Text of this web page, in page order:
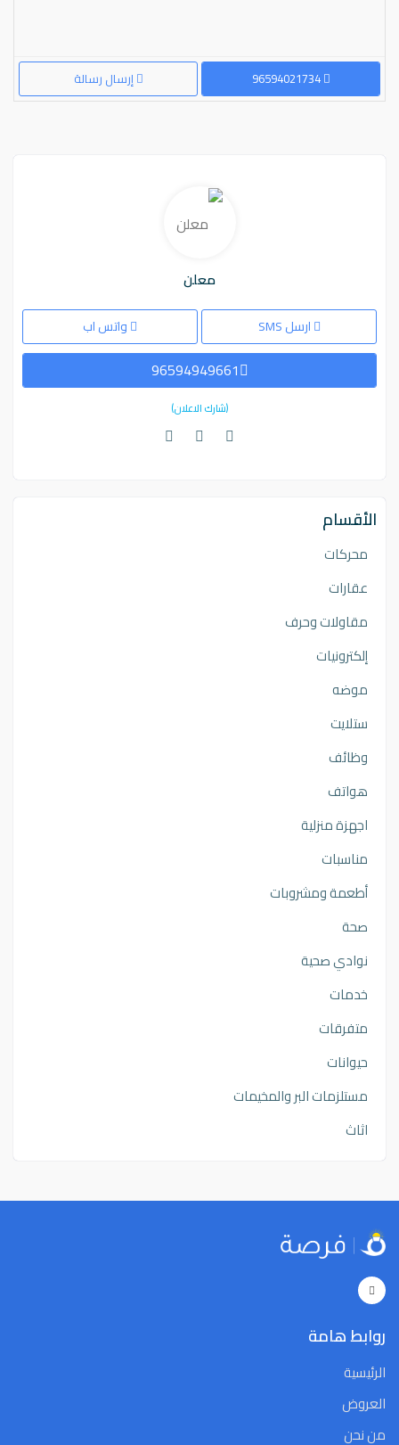
إرسال رسالة 96594021734
معلن
ارسل SMS واتس اب
96594949661
(شارك الاعلان)
الأقسام
محركات
عقارات
مقاولات وحرف
إلكترونيات
موضه
ستلايت
وظائف
هواتف
اجهزة منزلية
مناسبات
أطعمة ومشروبات
صحة
نوادي صحية
خدمات
متفرقات
حيوانات
مستلزمات البر والمخيمات
اثاث
روابط هامة
الرئيسية
العروض
من نحن